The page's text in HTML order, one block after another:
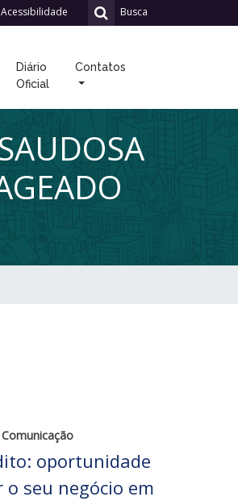
Busca
Acessibilidade
Diário
Oficial
Contatos
oportunidade
seu negócio em